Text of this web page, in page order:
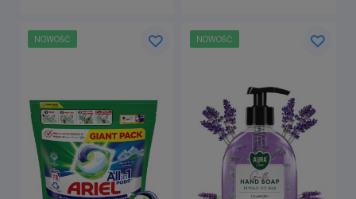
powiadom o
dostępności
NOWOŚĆ NOWOŚĆ